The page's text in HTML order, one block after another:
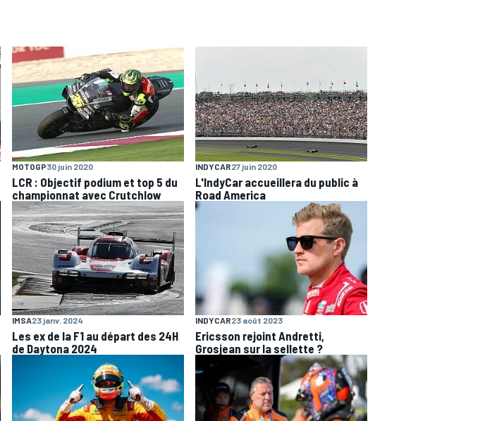
MOTOGP30 juin 2020
LCR : Objectif podium et top 5 du
championnat avec Crutchlow
INDYCAR27 juin 2020
L'IndyCar accueillera du public à
Road America
IMSA23 janv. 2024
Les ex de la F1 au départ des 24H
de Daytona 2024
INDYCAR23 août 2023
Ericsson rejoint Andretti,
Grosjean sur la sellette ?